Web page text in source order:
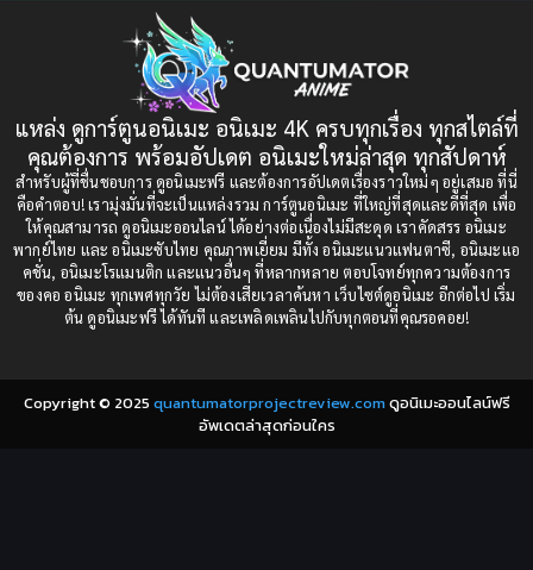
Bondage (ทาส)(1)
(1)
Censored (เซ็นเซอร์)(19)
Comedy (ตลก)(235)
Comedy (ตลก)(85)
Comic Book การ์ตูน(1)
Coming-of-Age ก้าวผ่านวัย(6)
1997
1993
1991
1989
1988
1987
1985
1984
1983
1982
1981
1980
1979
แหล่ง ดูการ์ตูนอนิเมะ อนิเมะ 4K ครบทุกเรื่อง ทุกสไตล์ที่
คุณต้องการ พร้อมอัปเดต อนิเมะใหม่ล่าสุด ทุกสัปดาห์
สำหรับผู้ที่ชื่นชอบการ ดูอนิเมะฟรี และต้องการอัปเดตเรื่องราวใหม่ๆ อยู่เสมอ ที่นี่
คือคำตอบ! เรามุ่งมั่นที่จะเป็นแหล่งรวม การ์ตูนอนิเมะ ที่ใหญ่ที่สุดและดีที่สุด เพื่อ
ให้คุณสามารถ ดูอนิเมะออนไลน์ ได้อย่างต่อเนื่องไม่มีสะดุด เราคัดสรร อนิเมะ
พากย์ไทย และ อนิเมะซับไทย คุณภาพเยี่ยม มีทั้ง อนิเมะแนวแฟนตาซี, อนิเมะแอ
คชั่น, อนิเมะโรแมนติก และแนวอื่นๆ ที่หลากหลาย ตอบโจทย์ทุกความต้องการ
ของคอ อนิเมะ ทุกเพศทุกวัย ไม่ต้องเสียเวลาค้นหา เว็บไซต์ดูอนิเมะ อีกต่อไป เริ่ม
ต้น ดูอนิเมะฟรี ได้ทันที และเพลิดเพลินไปกับทุกตอนที่คุณรอคอย!
Copyright © 2025 quantumatorprojectreview.comดูอนิเมะออนไลน์ฟรี
อัพเดตล่าสุดก่อนใคร